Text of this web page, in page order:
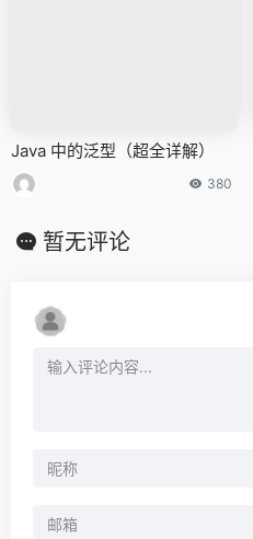
Java 中的泛型（超全详解）
380
暂无评论